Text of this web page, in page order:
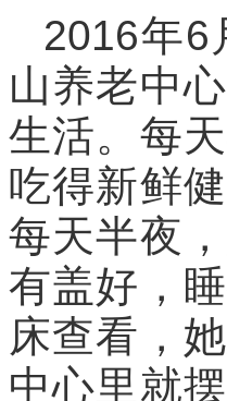
2016年6
山养老中
生活。每
吃得新鲜
每天半夜
有盖好，
床查看，
中心里就